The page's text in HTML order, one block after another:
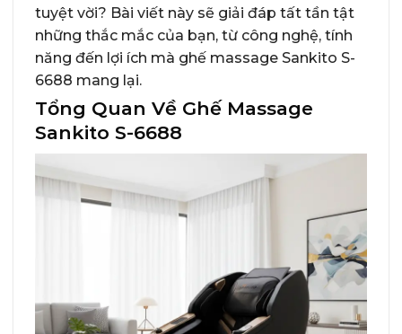
tuyệt vời? Bài viết này sẽ giải đáp tất tần tật
những thắc mắc của bạn, từ công nghệ, tính
năng đến lợi ích mà ghế massage Sankito S-
6688 mang lại.
Tổng Quan Về Ghế Massage
Sankito S-6688